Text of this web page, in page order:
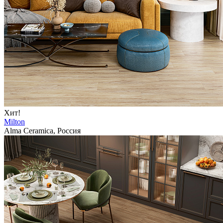
Хит!
Milton
Alma Ceramica, Россия